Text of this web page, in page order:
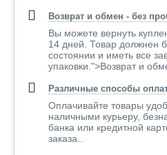
Возврат и обмен - без
Вы можете вернуть
14 дней. Товар должнен
состоянии и иметь все
упаковки.">Возврат и
Различные способы
Оплачивайте товары
наличными курьеру,
банка или кредитной
заказа..